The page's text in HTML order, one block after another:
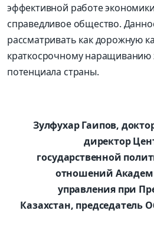
эффективной работе
справедливое общество.
рассматривать как дорожную
краткосрочному наращиванию
потенциала страны.
Зулфухар Гаипов,
директор
государственной
отношений
управления при
Казахстан, председатель